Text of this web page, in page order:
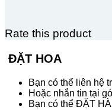
Rate this product
ĐẶT HOA
Bạn có thể liên hệ
Hoặc nhắn tin tại
Bạn có thể ĐẶT